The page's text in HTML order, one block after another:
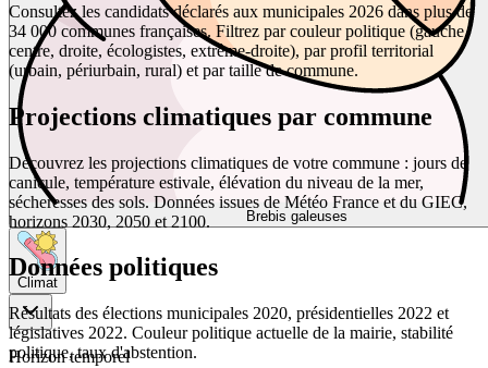
Brebis galeuses
Climat
Horizon temporel
Consultez les candidats déclarés aux municipales 2026 dans plus de
34 000 communes françaises. Filtrez par couleur politique (gauche,
centre, droite, écologistes, extrême-droite), par profil territorial
(urbain, périurbain, rural) et par taille de commune.
Projections climatiques par commune
Découvrez les projections climatiques de votre commune : jours de
canicule, température estivale, élévation du niveau de la mer,
sécheresses des sols. Données issues de Météo France et du GIEC,
horizons 2030, 2050 et 2100.
Données politiques
Résultats des élections municipales 2020, présidentielles 2022 et
législatives 2022. Couleur politique actuelle de la mairie, stabilité
politique, taux d'abstention.